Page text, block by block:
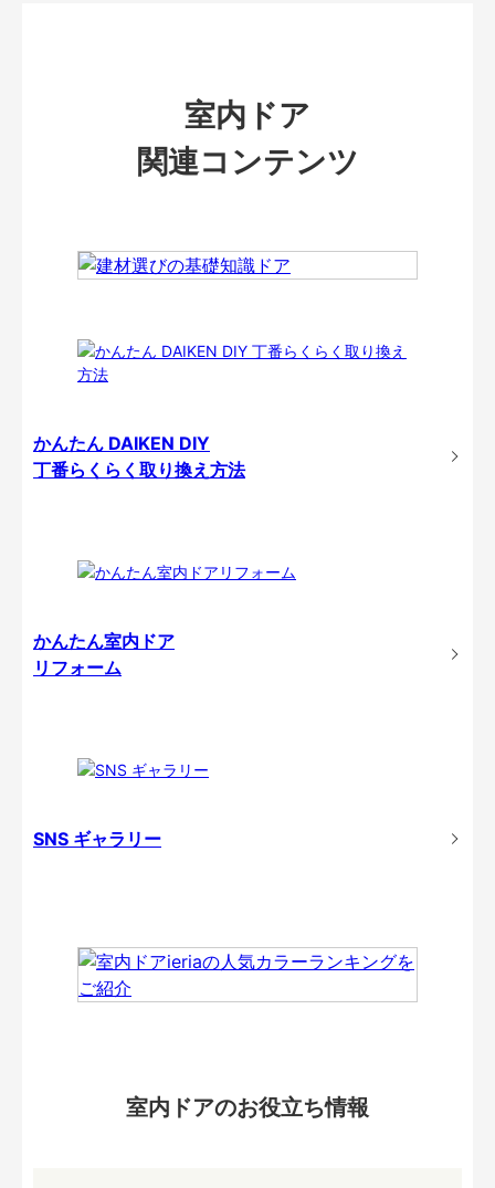
室内ドア
関連コンテンツ
かんたん DAIKEN DIY
丁番らくらく取り換え方法
かんたん室内ドア
リフォーム
SNS ギャラリー
室内ドアのお役立ち情報